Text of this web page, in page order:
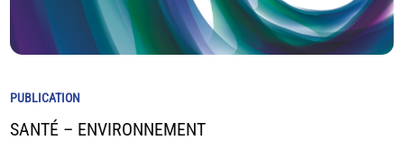
PUBLICATION
SANTÉ – ENVIRONNEMENT